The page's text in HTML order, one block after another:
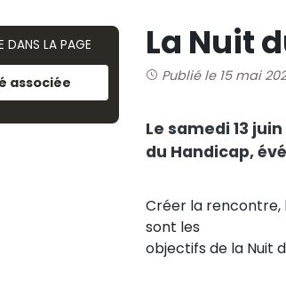
DANS LA PAGE
associée
La Nuit
Publié le 15 mai
Le samedi 13
du Handicap,
Créer la rencontre,
sont les
objectifs de la Nuit